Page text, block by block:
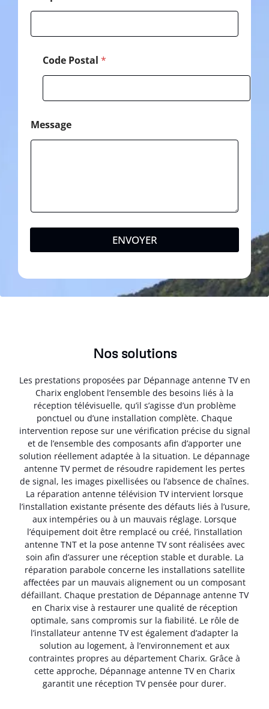
Code Postal *
Message
ENVOYER
Nos solutions
Les prestations proposées par Dépannage antenne TV en
Charix englobent l’ensemble des besoins liés à la
réception télévisuelle, qu’il s’agisse d’un problème
ponctuel ou d’une installation complète. Chaque
intervention repose sur une vérification précise du signal
et de l’ensemble des composants afin d’apporter une
solution réellement adaptée à la situation. Le dépannage
antenne TV permet de résoudre rapidement les pertes
de signal, les images pixellisées ou l’absence de chaînes.
La réparation antenne télévision TV intervient lorsque
l’installation existante présente des défauts liés à l’usure,
aux intempéries ou à un mauvais réglage. Lorsque
l’équipement doit être remplacé ou créé, l’installation
antenne TNT et la pose antenne TV sont réalisées avec
soin afin d’assurer une réception stable et durable. La
réparation parabole concerne les installations satellite
affectées par un mauvais alignement ou un composant
défaillant. Chaque prestation de Dépannage antenne TV
en Charix vise à restaurer une qualité de réception
optimale, sans compromis sur la fiabilité. Le rôle de
l’installateur antenne TV est également d’adapter la
solution au logement, à l’environnement et aux
contraintes propres au département Charix. Grâce à
cette approche, Dépannage antenne TV en Charix
garantit une réception TV pensée pour durer.